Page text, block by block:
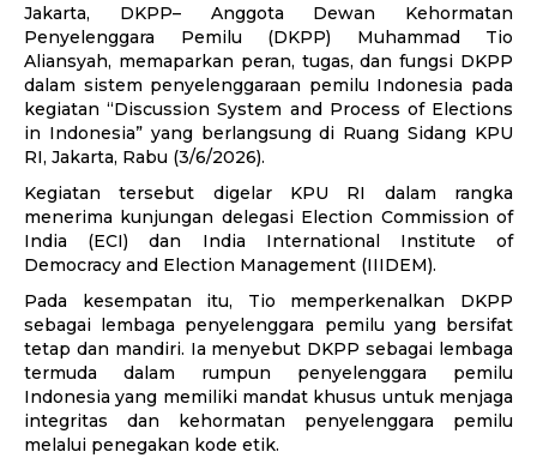
Jakarta, DKPP– Anggota Dewan Kehormatan
Penyelenggara Pemilu (DKPP) Muhammad Tio
Aliansyah, memaparkan peran, tugas, dan fungsi DKPP
dalam sistem penyelenggaraan pemilu Indonesia pada
kegiatan “Discussion System and Process of Elections
in Indonesia” yang berlangsung di Ruang Sidang KPU
RI, Jakarta, Rabu (3/6/2026).
Kegiatan tersebut digelar KPU RI dalam rangka
menerima kunjungan delegasi Election Commission of
India (ECI) dan India International Institute of
Democracy and Election Management (IIIDEM).
Pada kesempatan itu, Tio memperkenalkan DKPP
sebagai lembaga penyelenggara pemilu yang bersifat
tetap dan mandiri. Ia menyebut DKPP sebagai lembaga
termuda dalam rumpun penyelenggara pemilu
Indonesia yang memiliki mandat khusus untuk menjaga
integritas dan kehormatan penyelenggara pemilu
melalui penegakan kode etik.